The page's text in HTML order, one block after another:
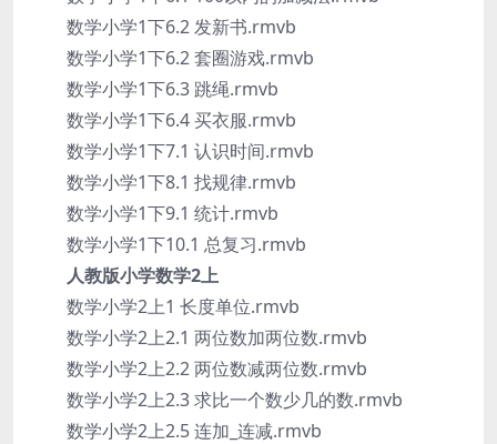
数学小学1下6.2 发新书.rmvb
数学小学1下6.2 套圈游戏.rmvb
数学小学1下6.3 跳绳.rmvb
数学小学1下6.4 买衣服.rmvb
数学小学1下7.1 认识时间.rmvb
数学小学1下8.1 找规律.rmvb
数学小学1下9.1 统计.rmvb
数学小学1下10.1 总复习.rmvb
人教版小学数学2上
数学小学2上1 长度单位.rmvb
数学小学2上2.1 两位数加两位数.rmvb
数学小学2上2.2 两位数减两位数.rmvb
数学小学2上2.3 求比一个数少几的数.rmvb
数学小学2上2.5 连加_连减.rmvb